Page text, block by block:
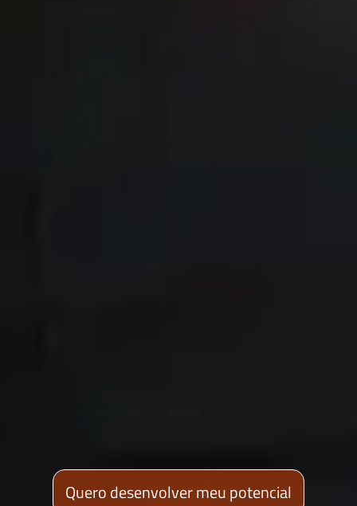
Quero desenvolver meu potencial